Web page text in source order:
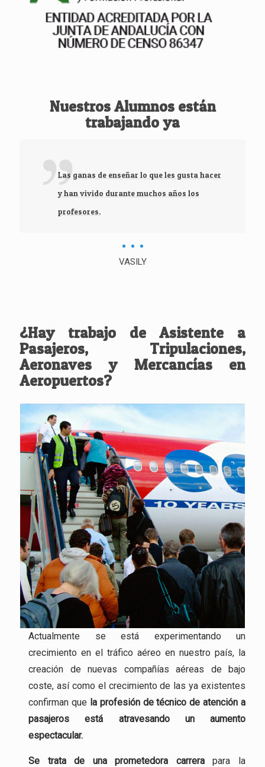
Nuestros Alumnos están
trabajando ya
Las ganas de enseñar lo que les gusta hacer
y han vivido durante muchos años los
profesores.
VASILY
¿Hay trabajo de Asistente a
Pasajeros, Tripulaciones,
Aeronaves y Mercancías en
Aeropuertos?
Actualmente se está experimentando un
crecimiento en el tráfico aéreo en nuestro país, la
creación de nuevas compañías aéreas de bajo
coste, así como el crecimiento de las ya existentes
confirman que la profesión de técnico de atención a
pasajeros está atravesando un aumento
espectacular.
Se trata de unaprometedora carrerapara la